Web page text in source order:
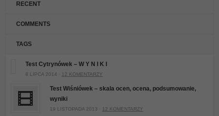
RECENT
COMMENTS
TAGS
Test Cytrynówek – W Y N I K I
8 LIPCA 2014 · 12 KOMENTARZY
Test Wiśniówek – skala ocen, ocena, podsumowanie,
wyniki
19 LISTOPADA 2013 · 12 KOMENTARZY